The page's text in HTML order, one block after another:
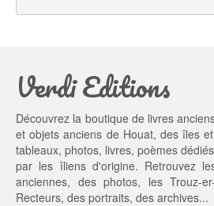
é
t :
0,
0
0 €.
s
Verdi Editions
Découvrez la boutique de livres
et objets anciens de Houat, des îles
tableaux, photos, livres, poèmes
par les îliens d'origine. Retrouvez
anciennes, desphotos, lesTrouz-
Recteurs, des portraits, des archives...